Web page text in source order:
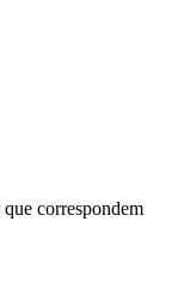
correspondem